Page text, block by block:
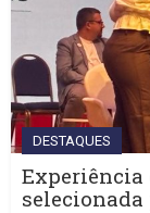
DESTAQUES
Experiência
selecionada